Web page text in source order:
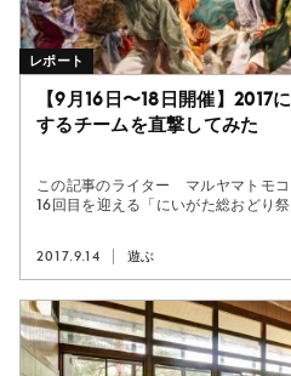
【9月16日〜18日開催】2017
するチームを直撃してみた
この記事のライター マルヤマトモ
16回目を迎える「にいがた総おどり
2017.9.14 遊ぶ
レポート